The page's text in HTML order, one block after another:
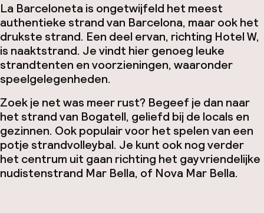
La Barceloneta is ongetwijfeld het meest
authentieke strand van Barcelona, maar ook het
drukste strand. Een deel ervan, richting Hotel W,
is naaktstrand. Je vindt hier genoeg leuke
strandtenten en voorzieningen, waaronder
speelgelegenheden.
Zoek je net was meer rust? Begeef je dan naar
het strand van Bogatell, geliefd bij de locals en
gezinnen. Ook populair voor het spelen van een
potje strandvolleybal. Je kunt ook nog verder
het centrum uit gaan richting het gayvriendelijke
nudistenstrand Mar Bella, of Nova Mar Bella.